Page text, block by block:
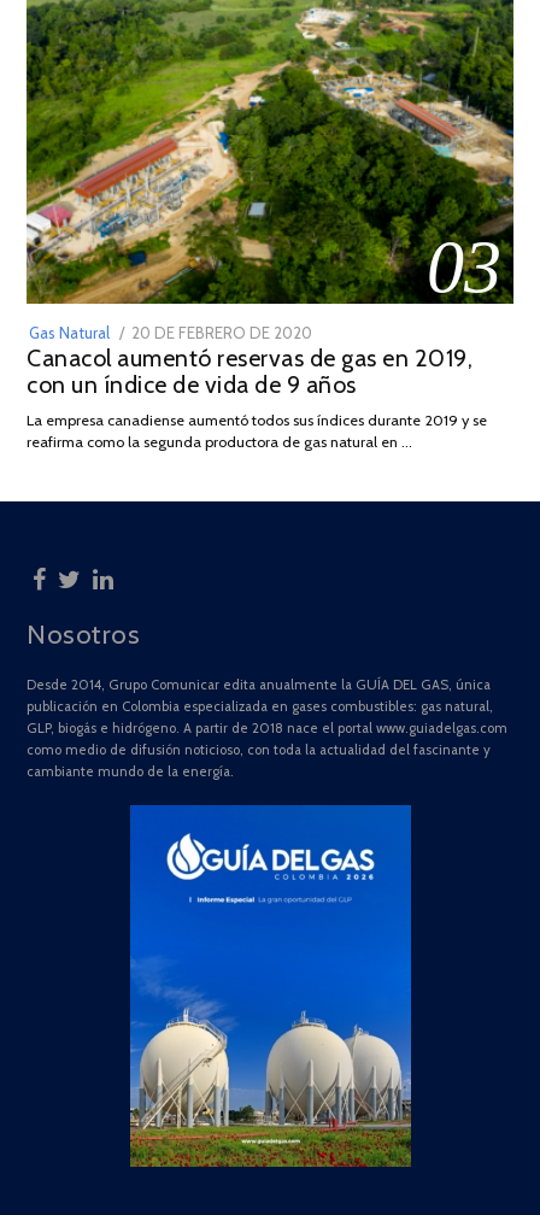
03
Gas Natural
POSTED
ON
20 DE FEBRERO DE 2020
DE
JULIO
2025
Canacol aumentó reservas de gas en 2019,
con un índice de vida de 9 años
La empresa canadiense aumentó todos sus índices durante 2019 y se
reafirma como la segunda productora de gas natural en …
Nosotros
Desde 2014, Grupo Comunicar edita anualmente la GUÍA DEL GAS, única
publicación en Colombia especializada en gases combustibles: gas natural,
GLP, biogás e hidrógeno. A partir de 2018 nace el portal www.guiadelgas.com
como medio de difusión noticioso, con toda la actualidad del fascinante y
cambiante mundo de la energía.